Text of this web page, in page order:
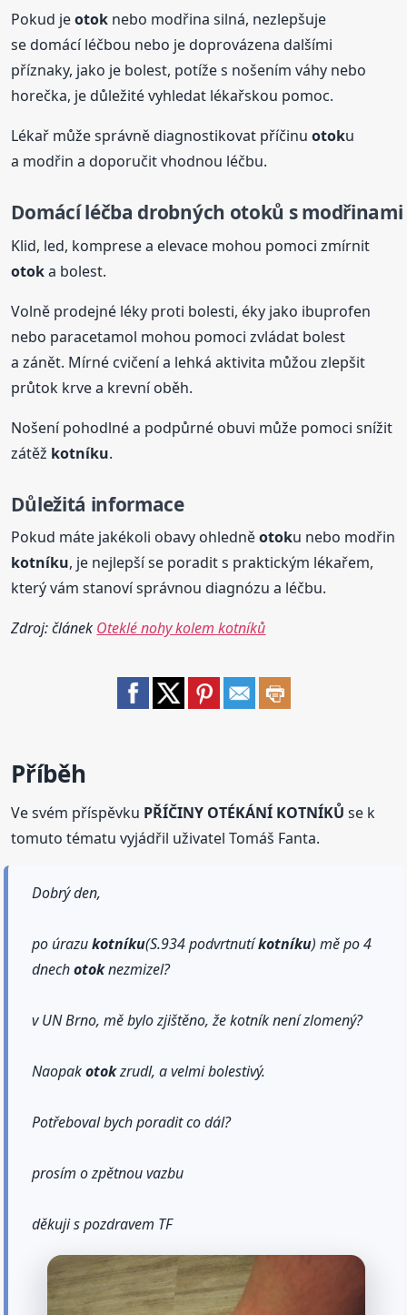
Pokud jeotok nebo modřina silná, nezlepšuje
se domácí léčbou nebo je doprovázena dalšími
příznaky, jako je bolest, potíže s nošením váhy nebo
horečka, je důležité vyhledat lékařskou pomoc.
Lékař může správně diagnostikovat příčinuotoku
a modřin a doporučit vhodnou léčbu.
Domácí léčba drobných otoků s modřinami
Klid, led, komprese a elevace mohou pomoci zmírnit
otoka bolest.
Volně prodejné léky proti bolesti, éky jako ibuprofen
nebo paracetamol mohou pomoci zvládat bolest
a zánět. Mírné cvičení a lehká aktivita můžou zlepšit
průtok krve a krevní oběh.
Nošení pohodlné a podpůrné obuvi může pomoci snížit
zátěž kotníku.
Důležitá informace
Pokud máte jakékoli obavy ohledněotoku nebo modřin
kotníku, je nejlepší se poradit s praktickým lékařem,
který vám stanoví správnou diagnózu a léčbu.
Zdroj: článek Oteklé nohy kolem kotníků
Příběh
Ve svém příspěvku PŘÍČINY OTÉKÁNÍ KOTNÍKŮ se k
tomuto tématu vyjádřil uživatel Tomáš Fanta.
Dobrý den,
po úrazukotníku(S.934 podvrtnutíkotníku) mě po 4
dnechotoknezmizel?
v UN Brno, mě bylo zjištěno, že kotník není zlomený?
Naopakotokzrudl, a velmi bolestivý.
Potřeboval bych poradit co dál?
prosím o zpětnou vazbu
děkuji s pozdravem TF